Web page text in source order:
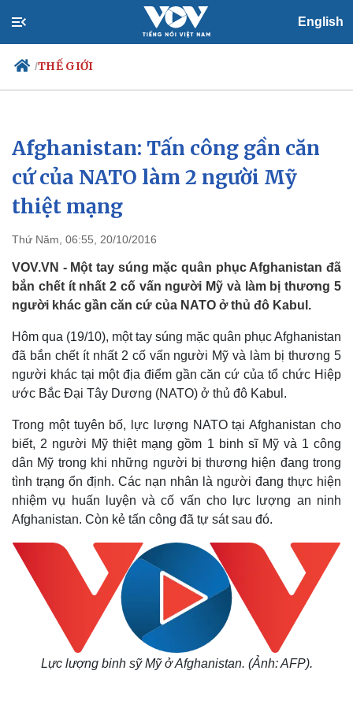
English
/THẾ GIỚI
Chính trị
Đảng
Tổ chức nhân sự
Quốc hội
Nhận diện sự thật
Xã hội
Tin 24h
Dự báo thời tiết
Afghanistan: Tấn công gần căn
cứ của NATO làm 2 người Mỹ
thiệt mạng
Thứ Năm, 06:55, 20/10/2016
VOV.VN - Một tay súng mặc quân phục Afghanistan đã
bắn chết ít nhất 2 cố vấn người Mỹ và làm bị thương 5
người khác gần căn cứ của NATO ở thủ đô Kabul.
Hôm qua (19/10), một tay súng mặc quân phục Afghanistan
đã bắn chết ít nhất 2 cố vấn người Mỹ và làm bị thương 5
người khác tại một địa điểm gần căn cứ của tổ chức Hiệp
ước Bắc Đại Tây Dương (NATO) ở thủ đô Kabul.
Trong một tuyên bố, lực lượng NATO tại Afghanistan cho
biết, 2 người Mỹ thiệt mạng gồm 1 binh sĩ Mỹ và 1 công
dân Mỹ trong khi những người bị thương hiện đang trong
tình trạng ổn định. Các nạn nhân là người đang thực hiện
nhiệm vụ huấn luyện và cố vấn cho lực lượng an ninh
Afghanistan. Còn kẻ tấn công đã tự sát sau đó.
Lực lượng binh sỹ Mỹ ở Afghanistan. (Ảnh: AFP).